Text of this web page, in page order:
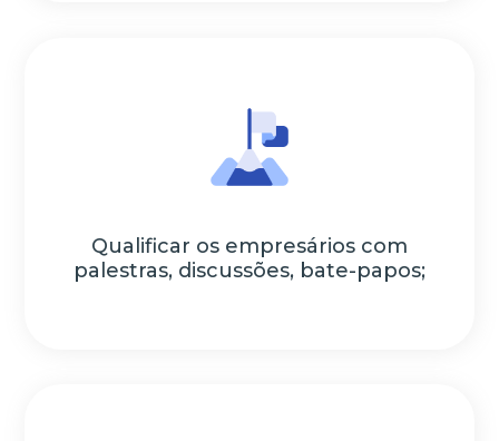
Qualificar os empresários com
palestras, discussões, bate-papos;